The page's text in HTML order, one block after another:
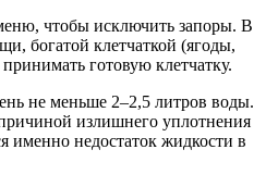
чтобы исключить запоры. В
богатой клетчаткой (ягоды,
готовую клетчатку.
не меньше 2–2,5 литров воды.
излишнего уплотнения
именно недостаток жидкости в